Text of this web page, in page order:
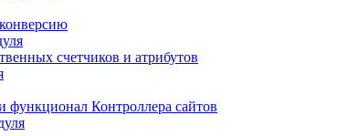
счетчиков и атрибутов
функционал Контроллера сайтов